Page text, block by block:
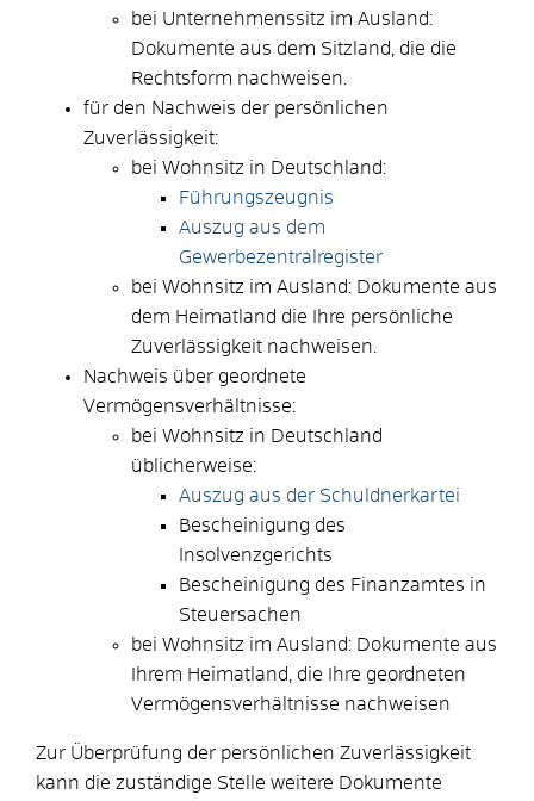
bei Unternehmenssitz im Ausland:
Dokumente aus dem Sitzland, die die
Rechtsform nachweisen.
für den Nachweis der persönlichen
Zuverlässigkeit:
bei Wohnsitz in Deutschland:
Führungszeugnis
Auszug aus dem
Gewerbezentralregister
bei Wohnsitz im Ausland: Dokumente aus
dem Heimatland die Ihre persönliche
Zuverlässigkeit nachweisen.
Nachweis über geordnete
Vermögensverhältnisse:
bei Wohnsitz in Deutschland
üblicherweise:
Auszug aus der Schuldnerkartei
Bescheinigung des
Insolvenzgerichts
Bescheinigung des Finanzamtes in
Steuersachen
bei Wohnsitz im Ausland: Dokumente aus
Ihrem Heimatland, die Ihre geordneten
Vermögensverhältnisse nachweisen
Zur Überprüfung der persönlichen Zuverlässigkeit
kann die zuständige Stelle weitere Dokumente